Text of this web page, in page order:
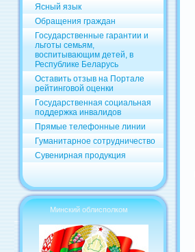
Ясный язык
Обращения граждан
Государственные гарантии и
льготы семьям,
воспитывающим детей, в
Республике Беларусь
Оставить отзыв на Портале
рейтинговой оценки
Государственная социальная
поддержка инвалидов
Прямые телефонные линии
Гуманитарное сотрудничество
Сувенирная продукция
Минский облисполком